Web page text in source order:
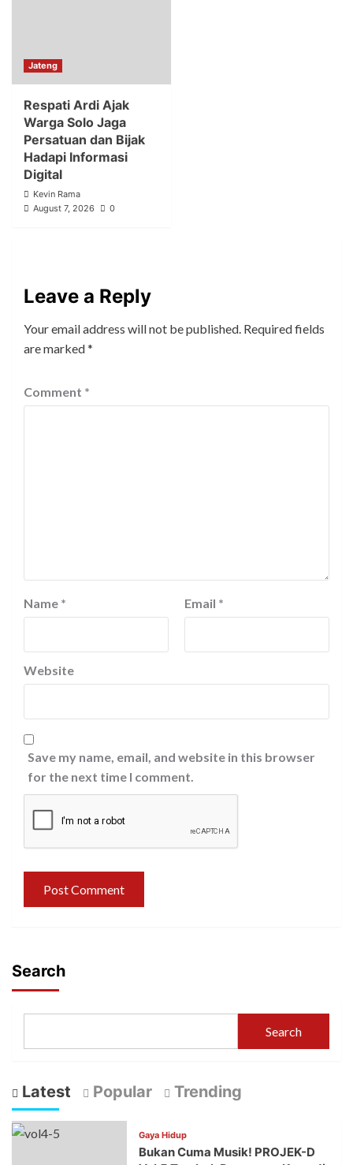
Jateng
Respati Ardi Ajak
Warga Solo Jaga
Persatuan dan Bijak
Hadapi Informasi
Digital
Kevin Rama
August 7, 2026
0
Leave a Reply
Your email address will not be published. Required fields
are marked*
Comment *
Name * Email *
Website
Save my name, email, and website in this browser
for the next time I comment.
Search
Search
Latest Popular Trending
Gaya Hidup
Bukan Cuma Musik! PROJEK-D